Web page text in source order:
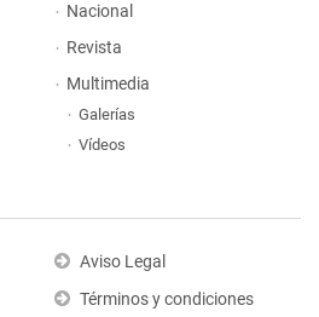
Nacional
Revista
Multimedia
Galerías
Vídeos
Aviso Legal
Términos y condiciones